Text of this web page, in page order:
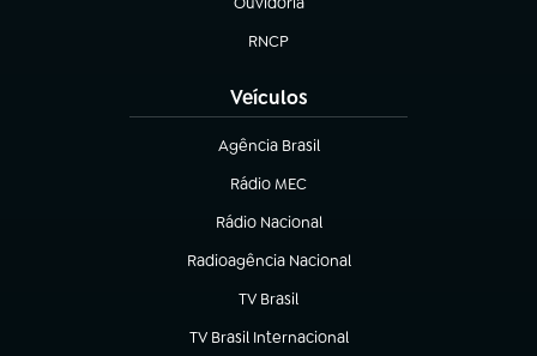
(abre em nova aba)
RNCP
(abre em nova aba)
Veículos
Agência Brasil
(abre em nova aba)
Rádio MEC
(abre em nova aba)
Rádio Nacional
Radioagência Nacional
(abre em nova aba)
TV Brasil
(abre em nova aba)
TV Brasil Internacional
(abre em nova aba)